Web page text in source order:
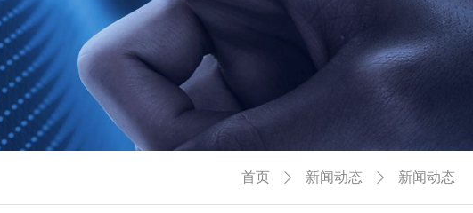
首页  新闻动态  新闻动态